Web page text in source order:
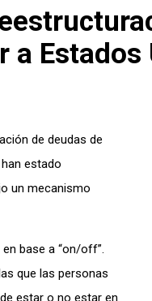
a Estados
de deudas de
estado
un mecanismo
base a “on/off”.
que las personas
estar o no estar en